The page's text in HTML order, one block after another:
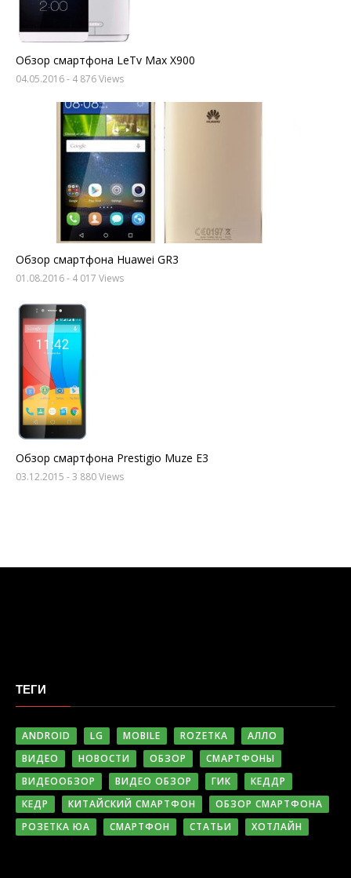
Обзор смартфона LeTv Max X900
04.05.2016- 4 876 Views
Обзор смартфона Huawei GR3
01.08.2016- 4 017 Views
Обзор смартфона Prestigio Muze E3
03.12.2015 - 3 880 Views
ТЕГИ
ANDROID LG MOBILE ROZETKA
АЛЛО
ВИДЕО
НОВОСТИ ОБЗОР
СМАРТФОНЫ
ВИДЕООБЗОР
ВИДЕО ОБЗОР ГИК
КЕДДР
КЕДР
КИТАЙСКИЙ СМАРТФОН
ОБЗОР СМАРТФОНА
РОЗЕТКА ЮА
СМАРТФОН СТАТЬИ ХОТЛАЙН